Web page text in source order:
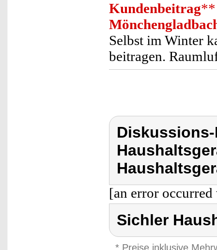
Kundenbeitrag**
Selbst im Winter
beitragen.
[an error
Sichler
* Preise inklusive